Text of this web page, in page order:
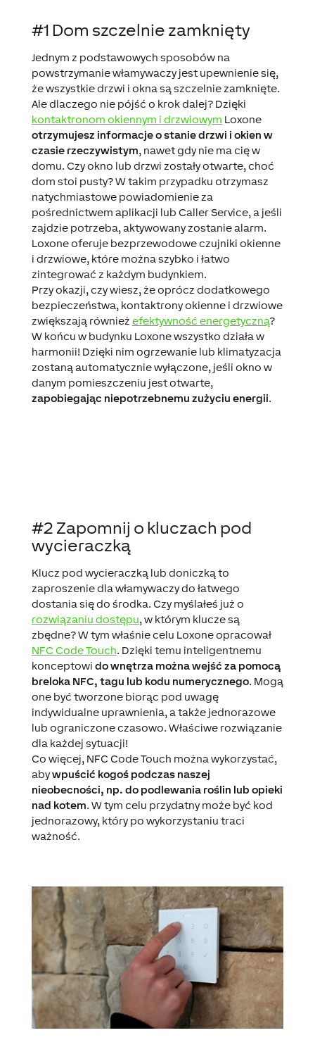
#1 Dom szczelnie zamknięty
Jednym z podstawowych sposobów na
powstrzymanie włamywaczy jest upewnienie się,
że wszystkie drzwi i okna są szczelnie zamknięte.
Ale dlaczego nie pójść o krok dalej? Dzięki
kontaktronom okiennym i drzwiowym Loxone
otrzymujesz informacje o stanie drzwi i okien w
czasie rzeczywistym, nawet gdy nie ma cię w
domu. Czy okno lub drzwi zostały otwarte, choć
dom stoi pusty? W takim przypadku otrzymasz
natychmiastowe powiadomienie za
pośrednictwem aplikacji lub Caller Service, a jeśli
zajdzie potrzeba, aktywowany zostanie alarm.
Loxone oferuje bezprzewodowe czujniki okienne
i drzwiowe, które można szybko i łatwo
zintegrować z każdym budynkiem.
Przy okazji, czy wiesz, że oprócz dodatkowego
bezpieczeństwa, kontaktrony okienne i drzwiowe
zwiększają również efektywność energetyczną?
W końcu w budynku Loxone wszystko działa w
harmonii! Dzięki nim ogrzewanie lub klimatyzacja
zostaną automatycznie wyłączone, jeśli okno w
danym pomieszczeniu jest otwarte,
zapobiegając niepotrzebnemu zużyciu energii.
#2 Zapomnij o kluczach pod
wycieraczką
Klucz pod wycieraczką lub doniczką to
zaproszenie dla włamywaczy do łatwego
dostania się do środka. Czy myślałeś już o
rozwiązaniu dostępu, w którym klucze są
zbędne? W tym właśnie celu Loxone opracował
NFC Code Touch. Dzięki temu inteligentnemu
konceptowi do wnętrza można wejść za pomocą
breloka NFC, tagu lub kodu numerycznego. Mogą
one być tworzone biorąc pod uwagę
indywidualne uprawnienia, a także jednorazowe
lub ograniczone czasowo. Właściwe rozwiązanie
dla każdej sytuacji!
Co więcej, NFC Code Touch można wykorzystać,
abywpuścić kogoś podczas naszej
nieobecności, np. do podlewania roślin lub opieki
nad kotem. W tym celu przydatny może być kod
jednorazowy, który po wykorzystaniu traci
ważność.